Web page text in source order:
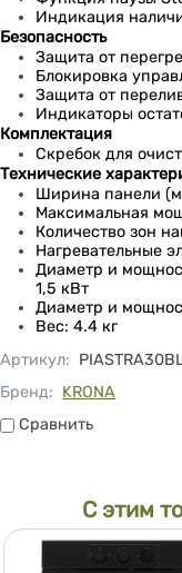
Индикация
Безопасность
Защита от
Блокировка
Защита от
Индикаторы
Комплектация
Скребок для
Технические
Ширина панели
Максимальная
Количество зон
Нагревательные
Диаметр и
1,5 кВт
Диаметр и
Вес: 4.4 кг
Артикул:
Бренд: KRONA
СравнитьСравнить
С этим